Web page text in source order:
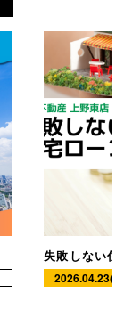
失敗しない
2026.04.23(